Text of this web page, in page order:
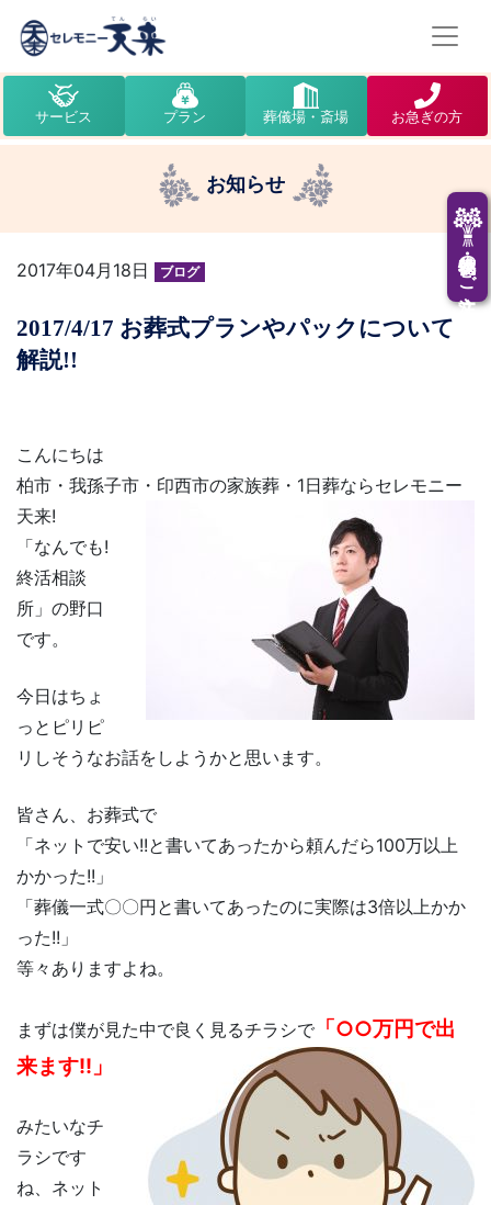
供花・供物のご注文
サービス プラン 葬儀場・斎場 お急ぎの方
お知らせ
2017年04月18日 ブログ
2017/4/17 お葬式プランやパックについて
解説!!
こんにちは
柏市・我孫子市・印西市の家族葬・1日葬ならセレモニー
天来!
「なんでも!
終活相談
所」の野口
です。
今日はちょ
っとピリピ
リしそうなお話をしようかと思います。
皆さん、お葬式で
「ネットで安い!!と書いてあったから頼んだら100万以上
かかった!!」
「葬儀一式〇〇円と書いてあったのに実際は3倍以上かか
った!!」
等々ありますよね。
まずは僕が見た中で良く見るチラシで 「○○万円で出
来ます!!」
みたいなチ
ラシです
ね、ネット